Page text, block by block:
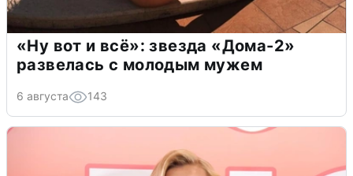
«Ну вот и всё»: звезда «Дома-2»
развелась с молодым мужем
6 августа 143